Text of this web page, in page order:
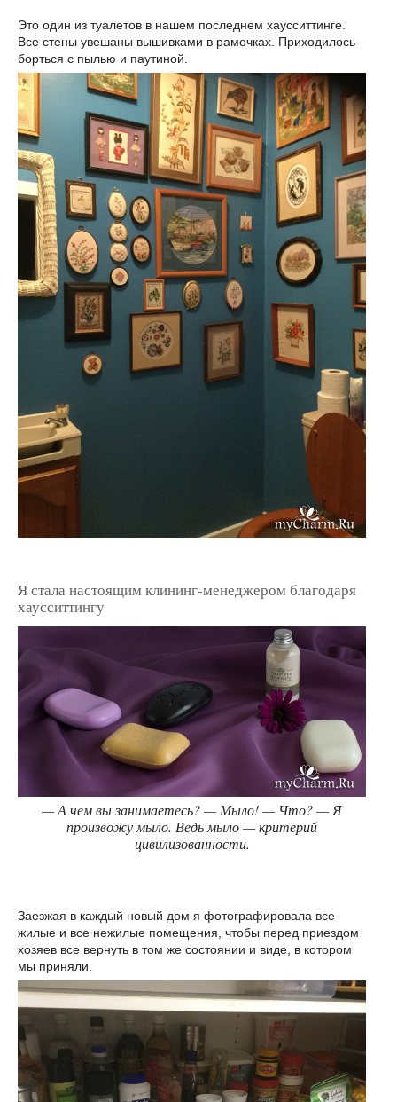
Это один из туалетов в нашем последнем хаусситтинге.
Все стены увешаны вышивками в рамочках. Приходилось
борться с пылью и паутиной.
Я стала настоящим клининг-менеджером благодаря
хаусситтингу
— А чем вы занимаетесь? — Мыло! — Что? — Я
произвожу мыло. Ведь мыло — критерий
цивилизованности.
Заезжая в каждый новый дом я фотографировала все
жилые и все нежилые помещения, чтобы перед приездом
хозяев все вернуть в том же состоянии и виде, в котором
мы приняли.